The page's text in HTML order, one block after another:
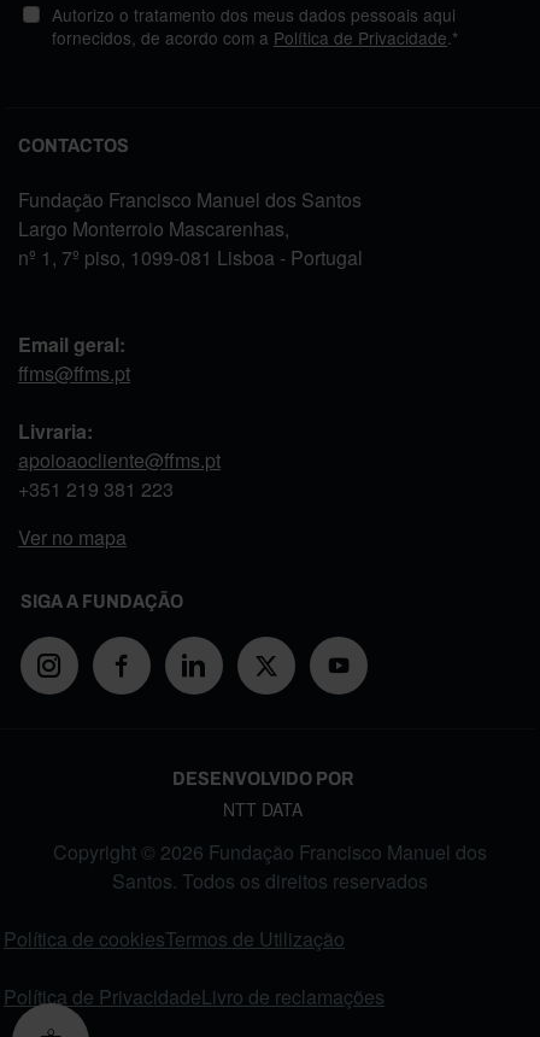
Autorizo o tratamento dos meus dados pessoais aqui
fornecidos, de acordo com a Política de Privacidade .*
CONTACTOS
Fundação Francisco Manuel dos Santos
Largo Monterroio Mascarenhas,
nº 1, 7º piso, 1099-081 Lisboa - Portugal
Email geral:
ffms@ffms.pt
Livraria:
apoioaocliente@ffms.pt
+351 219 381 223
Ver no mapa
SIGA A FUNDAÇÃO
DESENVOLVIDO POR
NTT DATA
Copyright © 2026 Fundação Francisco Manuel dos
Santos. Todos os direitos reservados
Política de cookiesTermos de Utilização
Política de PrivacidadeLivro de reclamações